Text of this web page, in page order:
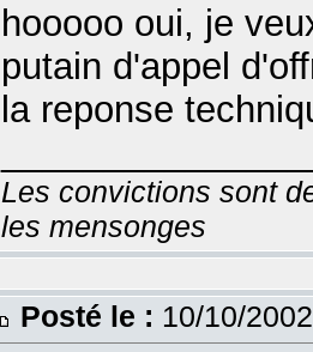
hooooo oui, je
putain d'appel
la reponse
Les convictions sont
les mensonges
Posté le : 10/10/